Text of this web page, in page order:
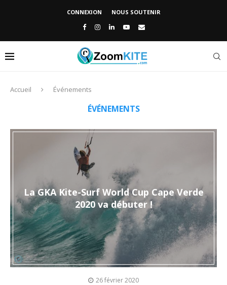
CONNEXION NOUS SOUTENIR
Accueil Événements
ÉVÉNEMENTS
La GKA Kite-Surf World Cup Cape Verde
2020 va débuter !
26 février 2020